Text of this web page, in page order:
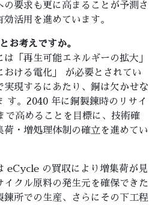
要求も更に高まることが予測さ
活用を進めています。
お考えですか。
「再生可能エネルギーの拡大」
おける電化」 が必要とされてい
実現するにあたり、銅は欠かせな
す。2040 年に銅製錬時のリサイ
で高めることを目標に、技術確
・増処理体制の確立を進めてい
eCycle の買収により増集荷が見
クル原料の発生元を確保できた
錬所での生産、さらにその下工程